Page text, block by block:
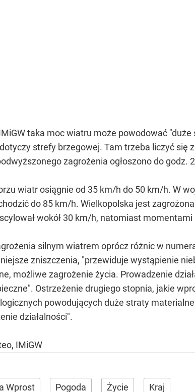
taka moc wiatru może powodować
strefy brzegowej. Tam trzeba liczyć się
zagrożenia ogłoszono do godz.
wiatr osiągnie od 35 km/h do 50 km/h. W
do 85 km/h. Wielkopolska jest
wokół 30 km/h, natomiast
silnym wiatrem oprócz różnic w
zniszczenia, "przewiduje wystąpienie
możliwe zagrożenie życia. Prowadzenie
Ostrzeżenie drugiego stopnia, jakie
powodujących duże straty
działalności".
IMiGW
Wprost Pogoda Życie Kraj